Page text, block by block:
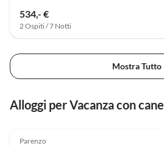
534,- €
2 Ospiti / 7 Notti
Mostra Tutto
Alloggi per Vacanza con cane
Parenzo